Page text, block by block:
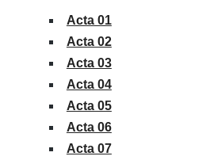
Acta 01
Acta 02
Acta 03
Acta 04
Acta 05
Acta 06
Acta 07